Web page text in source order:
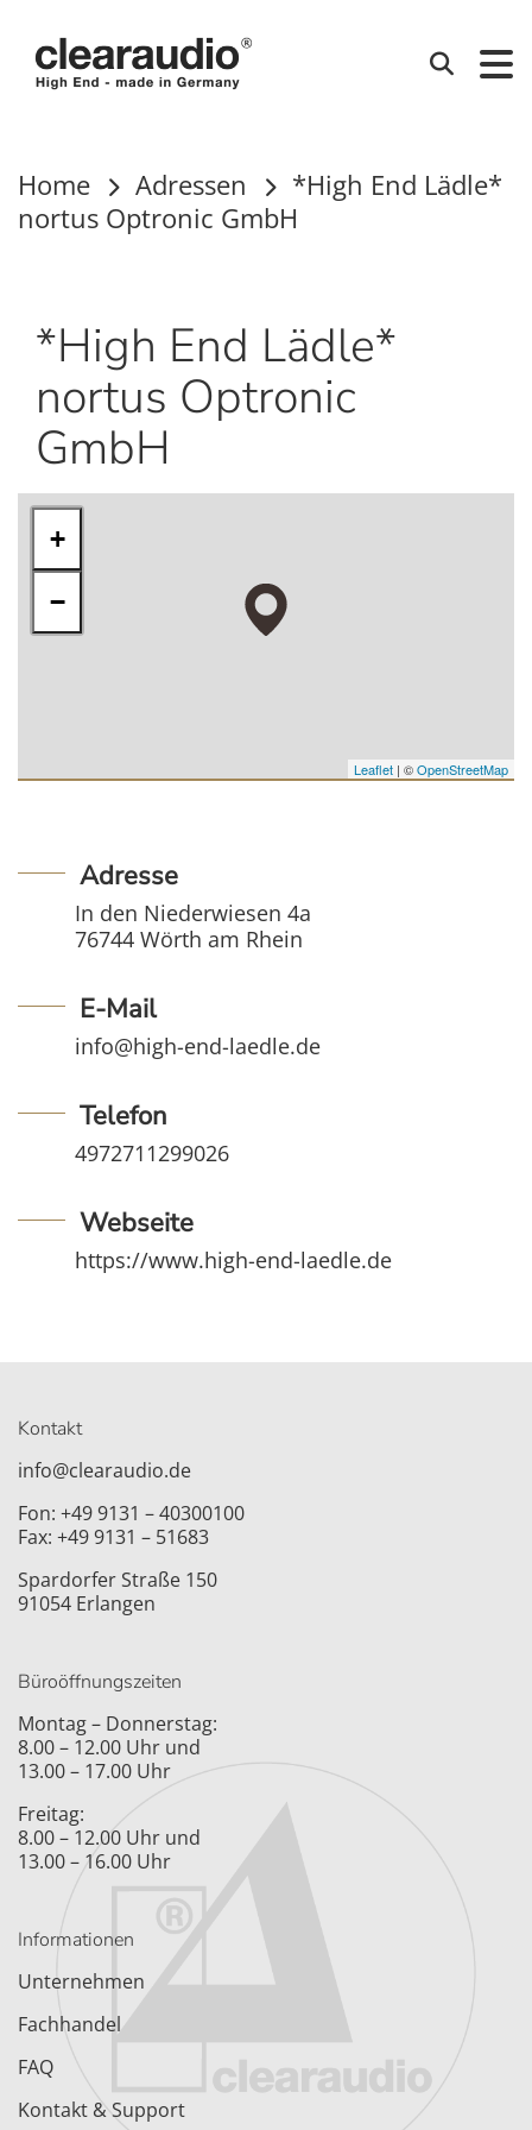
Suchen
Home Adressen
*High End Lädle*
nortus Optronic GmbH
*High End Lädle*
nortus Optronic
GmbH
Inhalt
+
−
Leaflet | ©OpenStreetMap
Adresse
In den Niederwiesen 4a
76744 Wörth am Rhein
E-Mail
info@high-end-laedle.de
Telefon
4972711299026
Webseite
https://www.high-end-laedle.de
Kontakt
info@clearaudio.de
Fon: +49 9131 – 40300100
Fax: +49 9131 – 51683
Spardorfer Straße 150
91054 Erlangen
Büroöffnungszeiten
Montag – Donnerstag:
8.00 – 12.00 Uhr und
13.00 – 17.00 Uhr
Freitag:
8.00 – 12.00 Uhr und
13.00 – 16.00 Uhr
Informationen
Unternehmen
Fachhandel
FAQ
Kontakt & Support